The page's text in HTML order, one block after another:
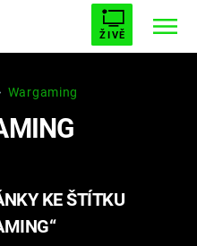
ŽIVĚ
UPÍRŮ
5
Wargaming
KE ŠTÍTKU